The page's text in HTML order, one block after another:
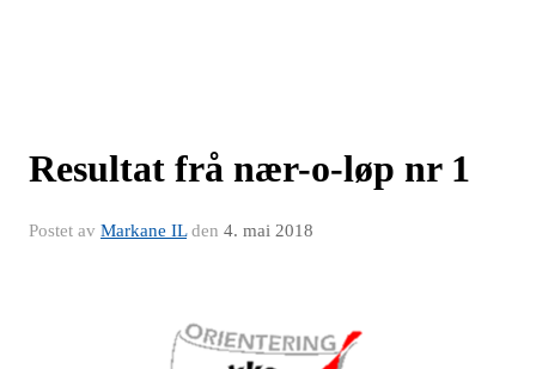
Resultat frå nær-o-løp nr 1
Postet av Markane ILden 4. mai 2018